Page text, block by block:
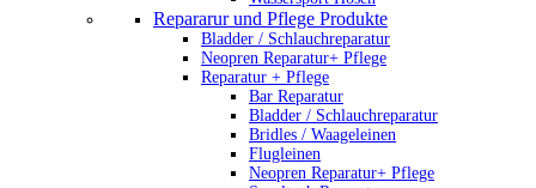
Repararur und Pflege Produkte
Bladder / Schlauchreparatur
Neopren Reparatur+ Pflege
Reparatur + Pflege
Bar Reparatur
Bladder / Schlauchreparatur
Bridles / Waageleinen
Flugleinen
Neopren Reparatur+ Pflege